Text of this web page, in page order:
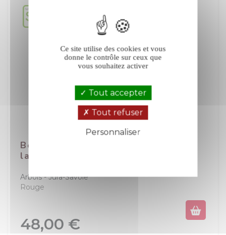
Bénédicte et Stéphane Tissot Sous
la Tour rouge 2022
Arbois
Jura-Savoie
Rouge
Prix
48,00 €
Ce site utilise des cookies et vous
donne le contrôle sur ceux que
vous souhaitez activer
Tout accepter
Tout refuser
Personnaliser